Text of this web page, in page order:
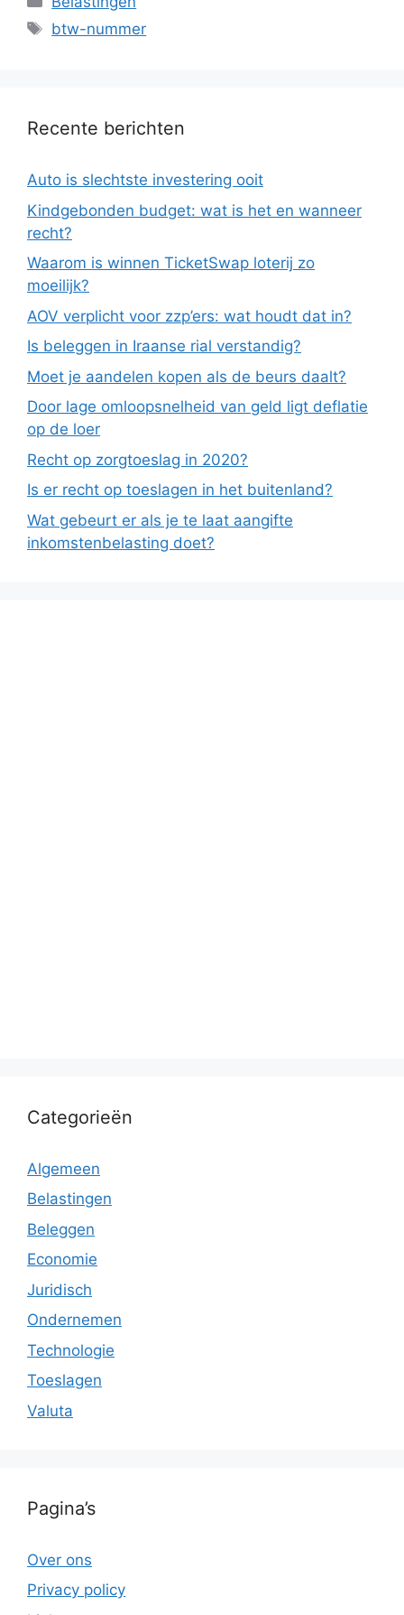
Tags
btw-nummer
Recente berichten
Auto is slechtste investering ooit
Kindgebonden budget: wat is het en wanneer
recht?
Waarom is winnen TicketSwap loterij zo
moeilijk?
AOV verplicht voor zzp’ers: wat houdt dat in?
Is beleggen in Iraanse rial verstandig?
Moet je aandelen kopen als de beurs daalt?
Door lage omloopsnelheid van geld ligt deflatie
op de loer
Recht op zorgtoeslag in 2020?
Is er recht op toeslagen in het buitenland?
Wat gebeurt er als je te laat aangifte
inkomstenbelasting doet?
Categorieën
Algemeen
Belastingen
Beleggen
Economie
Juridisch
Ondernemen
Technologie
Toeslagen
Valuta
Pagina’s
Over ons
Privacy policy